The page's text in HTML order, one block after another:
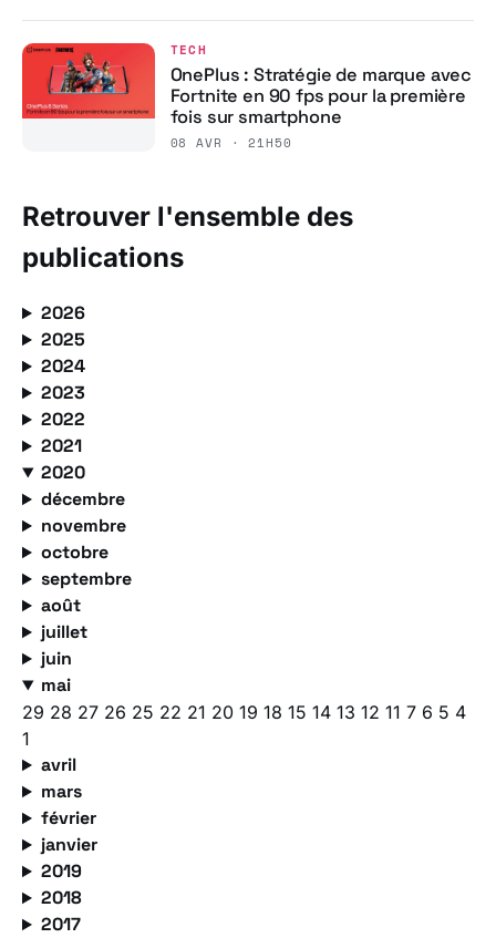
TECH
OnePlus : Stratégie de marque avec
Fortnite en 90 fps pour la première
fois sur smartphone
08 AVR · 21H50
Retrouver l'ensemble des
publications
2026
2025
2024
2023
2022
2021
2020
décembre
novembre
octobre
septembre
août
juillet
juin
mai
29 28 27 26 25 22 21 20 19 18 15 14 13 12 11 7 6 5 4
1
avril
mars
février
janvier
2019
2018
2017